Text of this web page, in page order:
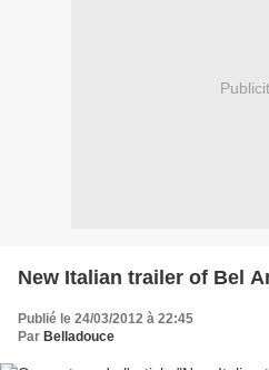
New Italian trailer of Bel
Publié le 24/03/2012 à 22:45
Par Belladouce